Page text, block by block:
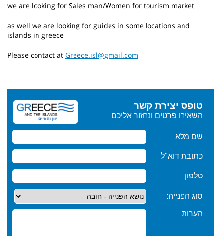
we are looking for Sales man/Women for tourism market
as well we are looking for guides in some locations and
islands in greece
Please contact at Greece.isl@gmail.com